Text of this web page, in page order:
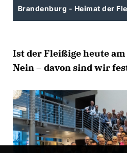
Brandenburg - Heimat der
Ist der Fleißige heute am
Nein – davon sind wir